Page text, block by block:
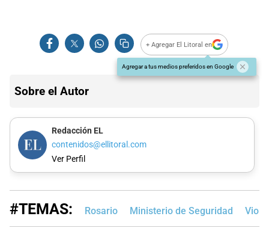
+ Agregar El Litoral en
Agregar a tus medios preferidos en Google
Sobre el Autor
Redacción EL
contenidos@ellitoral.com
Ver Perfil
#TEMAS: Rosario Ministerio de Seguridad